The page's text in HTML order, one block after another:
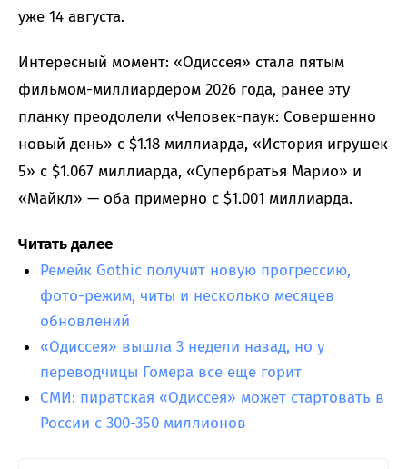
уже 14 августа.
Интересный момент: «Одиссея» стала пятым
фильмом-миллиардером 2026 года, ранее эту
планку преодолели «Человек-паук: Совершенно
новый день» с $1.18 миллиарда, «История игрушек
5» с $1.067 миллиарда, «Супербратья Марио» и
«Майкл» — оба примерно с $1.001 миллиарда.
Читать далее
Ремейк Gothic получит новую прогрессию,
фото-режим, читы и несколько месяцев
обновлений
«Одиссея» вышла 3 недели назад, но у
переводчицы Гомера все еще горит
СМИ: пиратская «Одиссея» может стартовать в
России с 300-350 миллионов